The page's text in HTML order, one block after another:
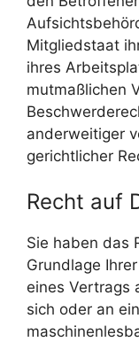
Mitgliedstaat
ihres
mutmaßlichen
anderweitiger
gerichtlicher
Recht auf
Sie haben das
Grundlage
eines Vertrags
sich oder an